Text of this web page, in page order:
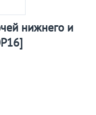
нижнего и